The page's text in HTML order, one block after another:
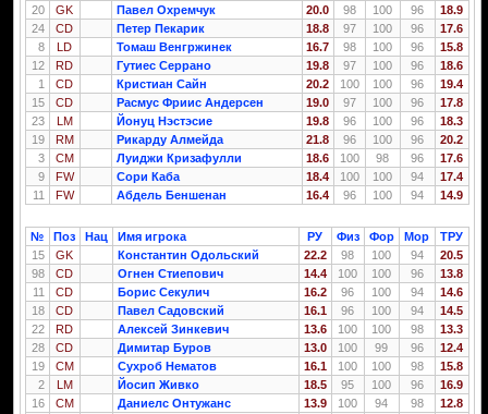
20
GK Павел Охремчук 20.0 98 100 96
18.9
24
CD Петер Пекарик 18.8 97 100 96
17.6
8
LD Томаш Венгржинек 16.7 98 100 96
15.8
12
RD Гутиес Серрано 19.8 97 100 96
18.6
1
CD Кристиан Сайн 20.2 100 100 96
19.4
15
CD Расмус Фриис Андерсен 19.0 97 100 96
17.8
23
LM Йонуц Нэстэсие 19.8 96 100 96
18.3
19
RM Рикарду Алмейда 21.8 96 100 96
20.2
3
CM Луиджи Кризафулли 18.6 100 98 96
17.6
9
FW Сори Каба 18.4 100 100 94
17.4
11
FW Абдель Беншенан 16.4 96 100 94 14.9
№ Поз Нац Имя игрока РУ Физ Фор Мор
ТРУ
15
GK Константин Одольский 22.2 98 100 94
20.5
98
CD Огнен Стиепович 14.4 100 100 96
13.8
11
CD Борис Секулич 16.2 96 100 94
14.6
18
CD Павел Садовский 16.1 96 100 94
14.5
22
RD Алексей Зинкевич 13.6 100 100 98
13.3
28
CD Димитар Буров 13.0 100 99 96
12.4
19
CM Сухроб Нематов 16.1 100 100 98
15.8
2
LM Йосип Живко 18.5 95 100 96
16.9
16
CM Даниелс Онтужанс 13.9 100 94 98
12.8